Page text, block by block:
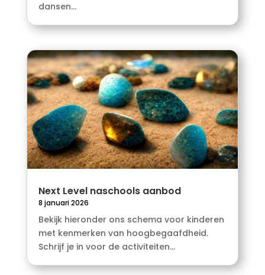
dansen...
Next Level naschools aanbod
8 januari 2026
Bekijk hieronder ons schema voor kinderen
met kenmerken van hoogbegaafdheid.
Schrijf je in voor de activiteiten...